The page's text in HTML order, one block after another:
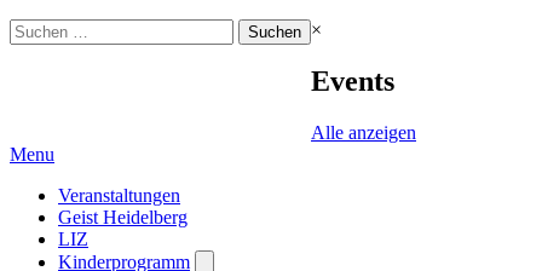
Suchen
nach:
×
Events
Alle anzeigen
Menu
Veranstaltungen
Geist Heidelberg
LIZ
Kinderprogramm